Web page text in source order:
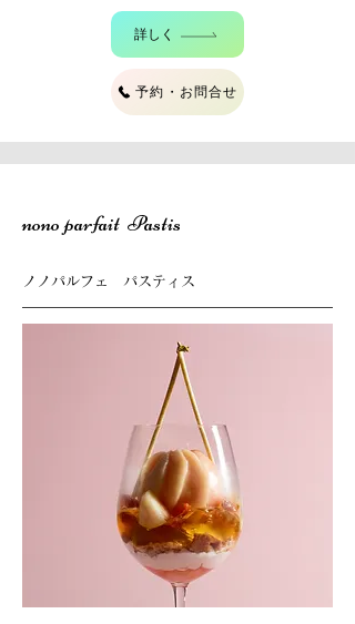
詳しく
予約・お問合せ
nono parfait Pastis
ノノパルフェ パスティス